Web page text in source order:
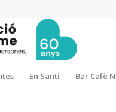
En Santi Bar Cafè